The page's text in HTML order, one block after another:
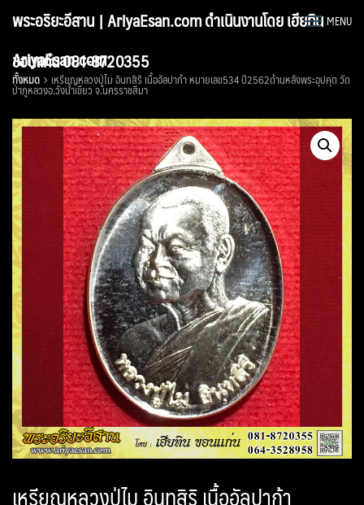
พระอริยะอีสาน | AriyaEsan.com ดำเนินงานโดย เฮียทิน
ขอนแก่น 081-8720355
MENU
AriyaEsan.com
ทั้งหมด เหรียญหลวงปู่ไม อินทสิริ เนื้ออัลปาก้า หมายเลข534 ปี2562ด้านหลังพระอุปคุต วัด
ป่าภูหลวงอ.วังน้ำเขียว จ.นครราชสีมา
เหรียญหลวงปู่ไม อินทสิริ เนื้ออัลปาก้า